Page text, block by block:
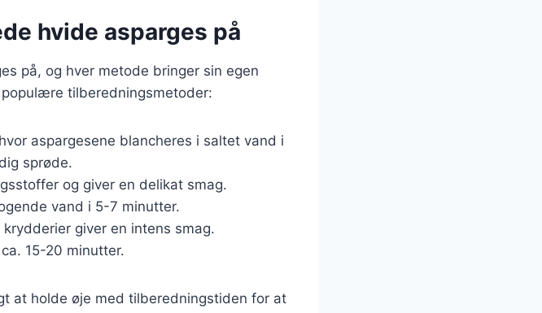
hvide asparges på
på, og hver metode bringer sin egen
tilberedningsmetoder:
aspargesene blancheres i saltet vand i
sprøde.
og giver en delikat smag.
vand i 5-7 minutter.
giver en intens smag.
15-20 minutter.
at holde øje med tilberedningstiden for at